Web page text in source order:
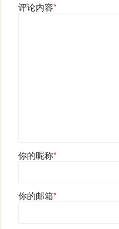
评论内容*
你的昵称*
你的邮箱*